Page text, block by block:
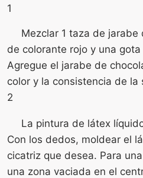
1
Mezclar 1 taza de jarabe
de colorante rojo y una
Agregue el jarabe de
color y la consistencia de la
2
La pintura de látex
Con los dedos, moldear el
cicatriz que desea. Para
una zona vaciada en el